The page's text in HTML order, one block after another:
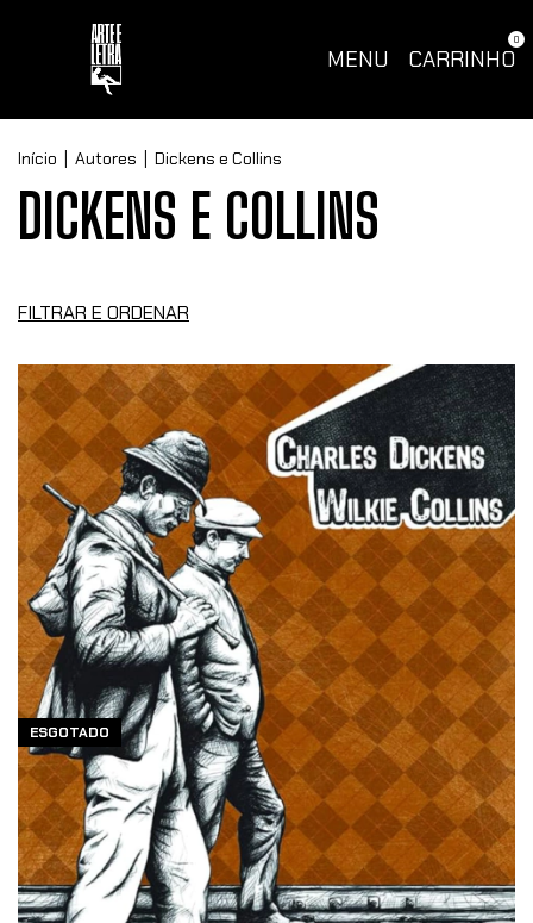
MENU CARRINHO
0
Início Autores Dickens e Collins
DICKENS E COLLINS
FILTRAR E ORDENAR
ESGOTADO